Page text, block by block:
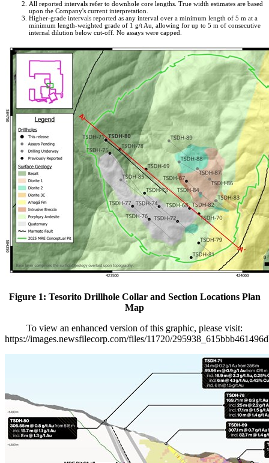
All reported intervals refer to downhole core lengths. True width estimates are based
upon the Company's current interpretation.
Higher-grade intervals reported as any interval over a minimum length of 5 m at a
minimum length-weighted grade of 1 g/t Au, allowing for up to 5 m of consecutive
internal dilution below cut-off. No assays were capped.
Figure 1: Tesorito Drillhole Collar and Section Locations Plan
Map
To view an enhanced version of this graphic, please visit:
https://images.newsfilecorp.com/files/11720/